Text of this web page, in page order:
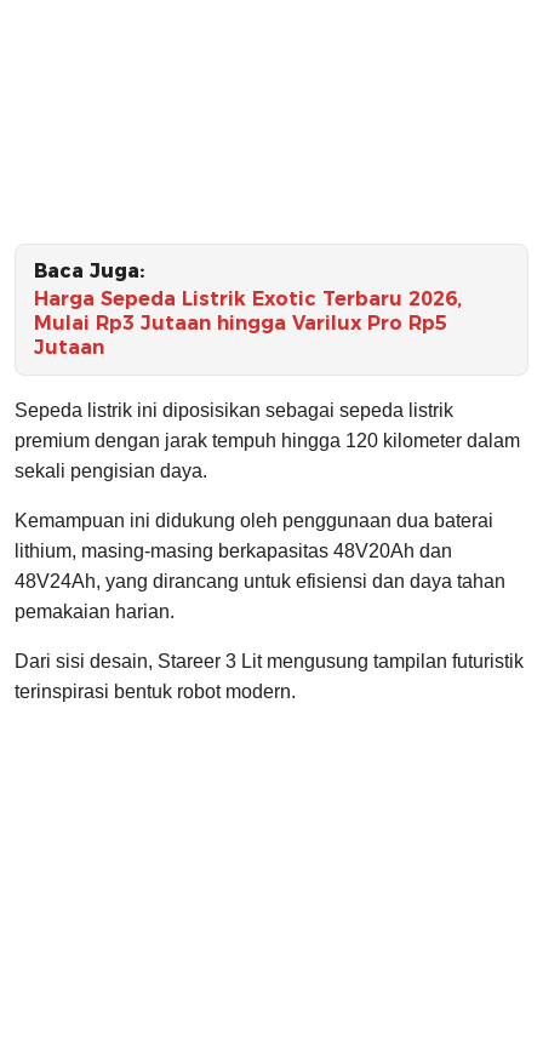
Baca Juga:
Harga Sepeda Listrik Exotic Terbaru 2026,
Mulai Rp3 Jutaan hingga Varilux Pro Rp5
Jutaan
Sepeda listrik ini diposisikan sebagai sepeda listrik
premium dengan jarak tempuh hingga 120 kilometer dalam
sekali pengisian daya.
Kemampuan ini didukung oleh penggunaan dua baterai
lithium, masing-masing berkapasitas 48V20Ah dan
48V24Ah, yang dirancang untuk efisiensi dan daya tahan
pemakaian harian.
Dari sisi desain, Stareer 3 Lit mengusung tampilan futuristik
terinspirasi bentuk robot modern.